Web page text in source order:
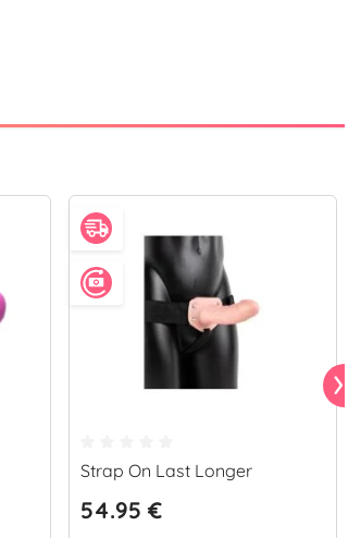
Strap On Last Longer
54.95 €